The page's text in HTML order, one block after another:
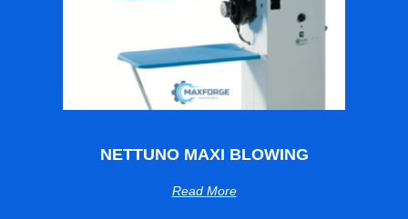
NETTUNO MAXI BLOWING
Read More